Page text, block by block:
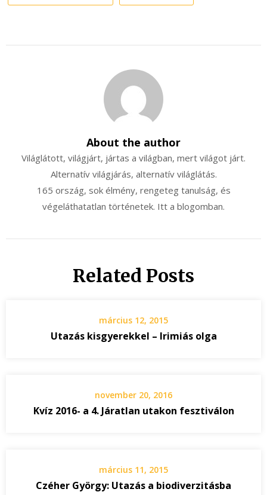
About the author
Világlátott, világjárt, jártas a világban, mert világot járt.
Alternatív világjárás, alternatív világlátás.
165 ország, sok élmény, rengeteg tanulság, és
végeláthatatlan történetek. Itt a blogomban.
Related Posts
március 12, 2015
Utazás kisgyerekkel – Irimiás olga
november 20, 2016
Kvíz 2016- a 4. Járatlan utakon fesztiválon
március 11, 2015
Czéher György: Utazás a biodiverzitásba